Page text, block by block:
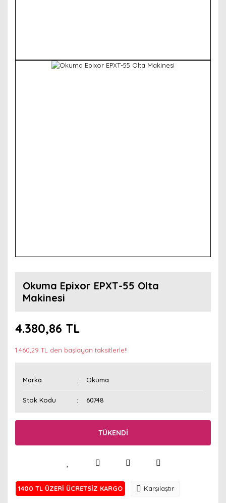
Okuma Epixor EPXT-55 Olta
Makinesi
4.380,86 TL
1.460,29 TL den başlayan taksitlerle!!
Marka Okuma
Stok Kodu 60748
TÜKENDİ
1400 TL ÜZERİ ÜCRETSİZ KARGO Karşılaştır